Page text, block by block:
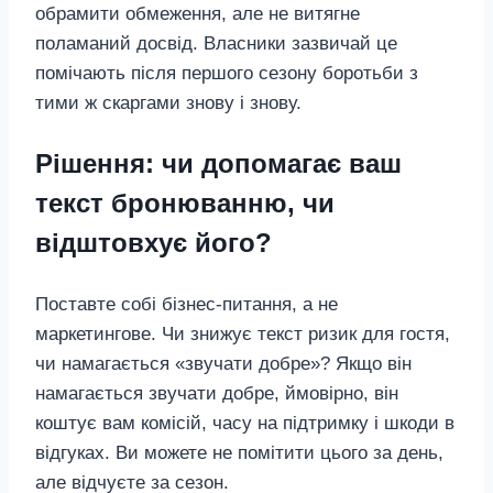
обрамити обмеження, але не витягне
поламаний досвід. Власники зазвичай це
помічають після першого сезону боротьби з
тими ж скаргами знову і знову.
Рішення: чи допомагає ваш
текст бронюванню, чи
відштовхує його?
Поставте собі бізнес-питання, а не
маркетингове. Чи знижує текст ризик для гостя,
чи намагається «звучати добре»? Якщо він
намагається звучати добре, ймовірно, він
коштує вам комісій, часу на підтримку і шкоди в
відгуках. Ви можете не помітити цього за день,
але відчуєте за сезон.